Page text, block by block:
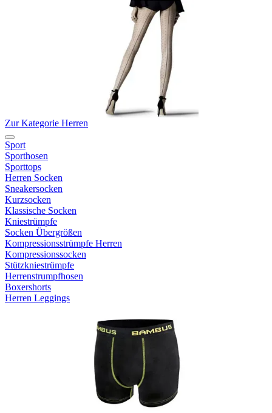
Zur Kategorie Herren
Sport
Sporthosen
Sporttops
Herren Socken
Sneakersocken
Kurzsocken
Klassische Socken
Kniestrümpfe
Socken Übergrößen
Kompressionsstrümpfe Herren
Kompressionssocken
Stützkniestrümpfe
Herrenstrumpfhosen
Boxershorts
Herren Leggings